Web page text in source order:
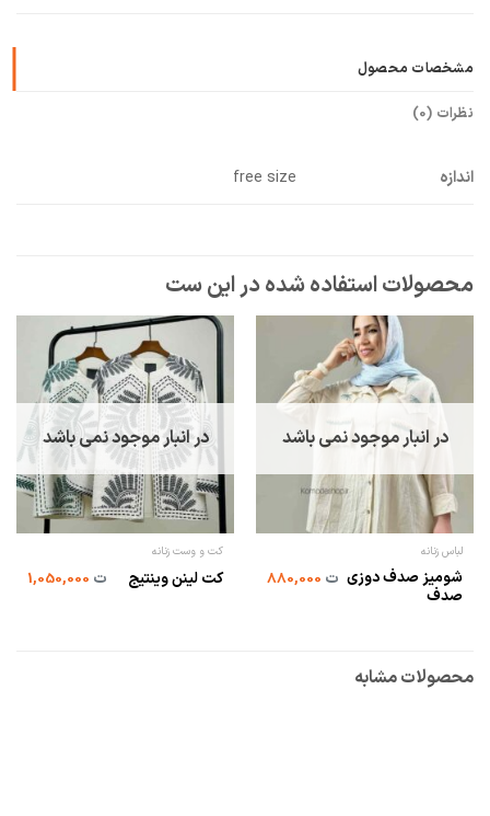
مشخصات محصول
نظرات (0)
اندازه free size
در انبار موجود نمی باشد
لباس زنانه
شومیز صدف دوزی
صدف
ت880,000
در انبار موجود نمی باشد
کت و وست زنانه
کت لینن وینتیج ت1,050,000
محصولات مشابه